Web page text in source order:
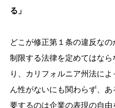
る」
どこが修正第１条の違反な
制限する法律を定めてはな
り、カリフォルニア州法に
ん性がないにも関わらず、
要するのは企業の表現の自